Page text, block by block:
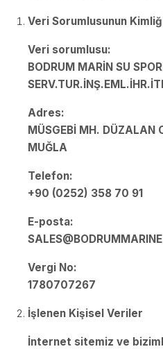
Veri Sorumlusunun
Veri sorumlusu:
BODRUM MARİN SU
Adres:
MÜSGEBİ MH. DÜZALAN
MUĞLA
Telefon:
+90 (0252) 358 70 91
E-posta:
Vergi No:
1780707267
İşlenen Kişisel Veriler
İnternet sitemiz ve